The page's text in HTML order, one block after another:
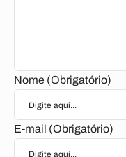
Nome (Obrigatório)
E-mail (Obrigatório)